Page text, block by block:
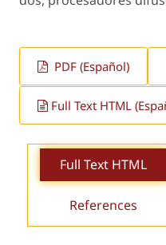
PDF (Español)
Full Text HTML
Full Text HTML
References